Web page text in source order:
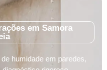
em Samora
humidade em paredes,